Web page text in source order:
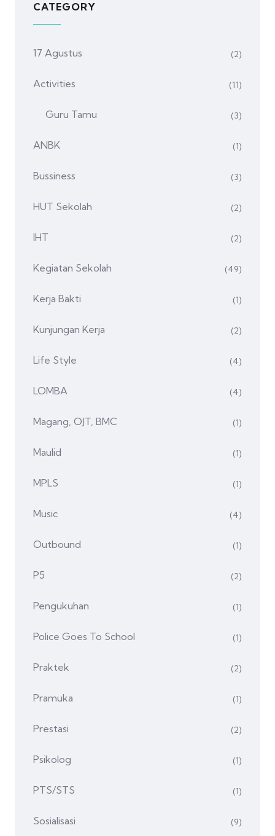
CATEGORY
17 Agustus (2)
Activities (11)
Guru Tamu (3)
ANBK (1)
Bussiness (3)
HUT Sekolah (2)
IHT (2)
Kegiatan Sekolah (49)
Kerja Bakti (1)
Kunjungan Kerja (2)
Life Style (4)
LOMBA (4)
Magang, OJT, BMC (1)
Maulid (1)
MPLS (1)
Music (4)
Outbound (1)
P5 (2)
Pengukuhan (1)
Police Goes To School (1)
Praktek (2)
Pramuka (1)
Prestasi (2)
Psikolog (1)
PTS/STS (1)
Sosialisasi (9)